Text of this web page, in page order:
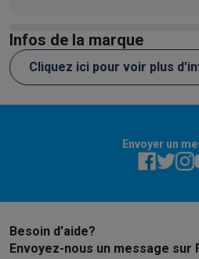
Infos de la marque
Cliquez ici pour voir plus
Envoyer un
Besoin d’aide?
Envoyez-nous un message sur